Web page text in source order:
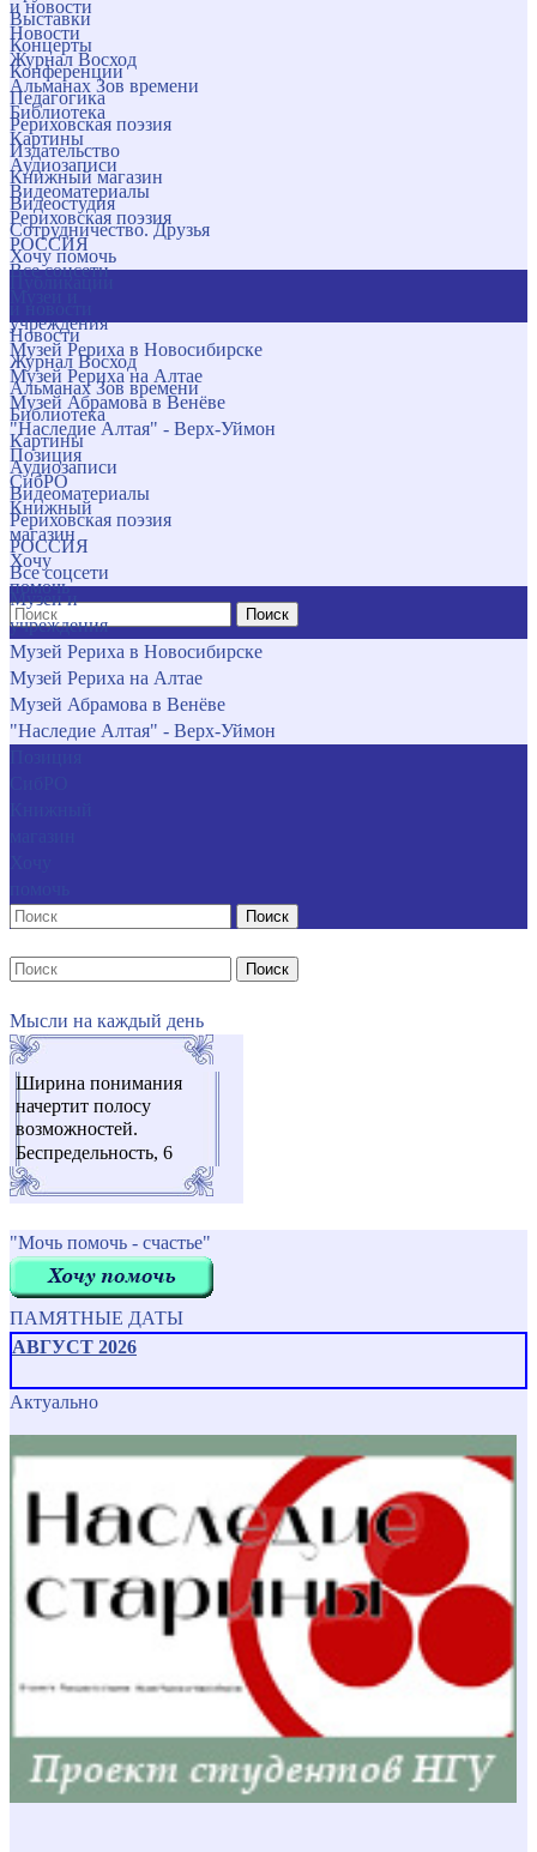
и новости
Новости
Журнал Восход
Альманах Зов времени
Библиотека
Картины
Аудиозаписи
Видеоматериалы
Рериховская поэзия
РОССИЯ
Все соцсети
учреждения
Музей Рериха в Новосибирске
Музей Рериха на Алтае
Музей Абрамова в Венёве
"Наследие Алтая" - Верх-Уймон
Позиция
СибРО
Книжный
магазин
Хочу
помочь
Поиск
Выставки
Концерты
Конференции
Педагогика
Рериховская поэзия
Издательство
Книжный магазин
Видеостудия
Сотрудничество. Друзья
Хочу помочь
Новости
Журнал Восход
Альманах Зов времени
Библиотека
Картины
Аудиозаписи
Видеоматериалы
Рериховская поэзия
РОССИЯ
Все соцсети
Музеи и
учреждения
Музей Рериха в Новосибирске
Музей Рериха на Алтае
Музей Абрамова в Венёве
"Наследие Алтая" - Верх-Уймон
Поиск
Поиск
Мысли на каждый день
Ширина понимания
начертит полосу
возможностей.
Беспредельность, 6
"Мочь помочь - счастье"
ПАМЯТНЫЕ ДАТЫ
АВГУСТ 2026
Актуально